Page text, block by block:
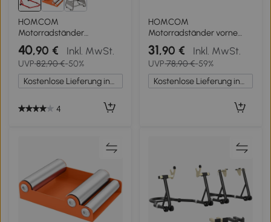
HOMCOM
Motorradständer
vorne/hinten
Montageständer
Motorradheber bis 544 kg
Stahl Rot
40,90 € Inkl. MwSt.
UVP82,90 €-50%
Kostenlose Lieferung innerhalb Deutschlands
4
HOMCOM
Motorradständer vorne
Montageständer
Motorradheber bis 544 kg
Stahl Rot
31,90 € Inkl. MwSt.
UVP78,90 €-59%
Kostenlose Lieferung innerhalb Deutschlands